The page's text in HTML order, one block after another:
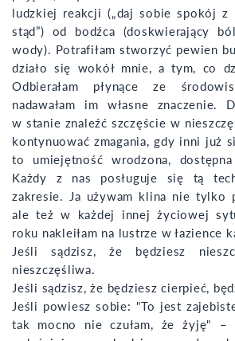
ludzkiej reakcji („daj sobie spokój z
stąd”) od bodźca (doskwierający
wody). Potrafiłam stworzyć pewien
działo się wokół mnie, a tym, co
Odbierałam płynące ze
nadawałam im własne znaczenie.
w stanie znaleźć szczęście w
kontynuować zmagania, gdy inni już
to umiejętność wrodzona,
Każdy z nas posługuje się tą
zakresie. Ja używam klina nie tylko
ale też w każdej innej życiowej
roku nakleiłam na lustrze w łazience
Jeśli sądzisz, że będziesz
nieszczęśliwa.
Jeśli sądzisz, że będziesz cierpieć,
Jeśli powiesz sobie: "To jest
tak mocno nie czułam, że żyję" –